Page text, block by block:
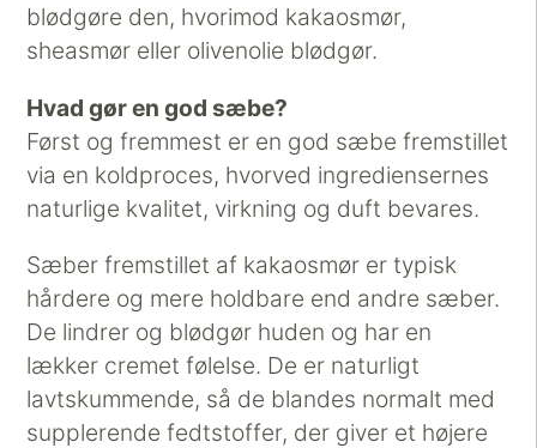
blødgøre den, hvorimod kakaosmør,
sheasmør eller olivenolie blødgør.
Hvad gør en god sæbe?
Først og fremmest er en god sæbe fremstillet
via en koldproces, hvorved ingrediensernes
naturlige kvalitet, virkning og duft bevares.
Sæber fremstillet af kakaosmør er typisk
hårdere og mere holdbare end andre sæber.
De lindrer og blødgør huden og har en
lækker cremet følelse. De er naturligt
lavtskummende, så de blandes normalt med
supplerende fedtstoffer, der giver et højere